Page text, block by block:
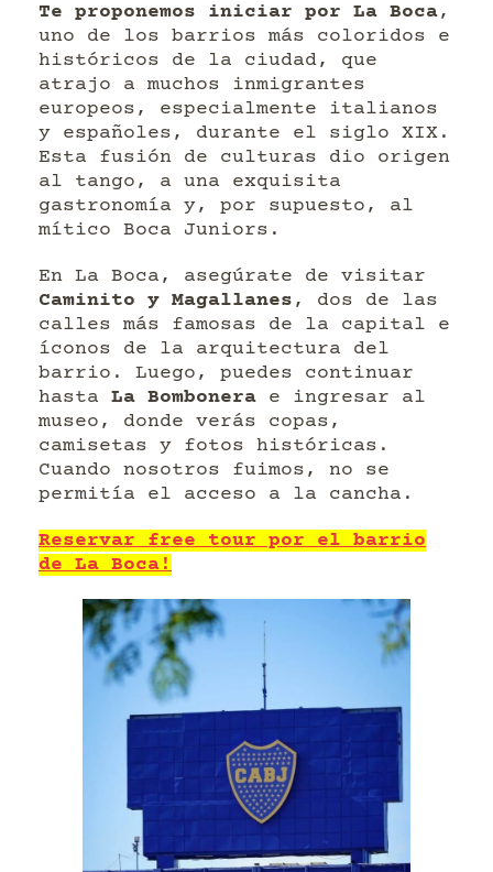
Te proponemos iniciar por La Boca,
uno de los barrios más coloridos e
históricos de la ciudad, que
atrajo a muchos inmigrantes
europeos, especialmente italianos
y españoles, durante el siglo XIX.
Esta fusión de culturas dio origen
al tango, a una exquisita
gastronomía y, por supuesto, al
mítico Boca Juniors.
En La Boca, asegúrate de visitar
Caminito y Magallanes , dos de las
calles más famosas de la capital e
íconos de la arquitectura del
barrio. Luego, puedes continuar
hasta La Bombonera e ingresar al
museo, donde verás copas,
camisetas y fotos históricas.
Cuando nosotros fuimos, no se
permitía el acceso a la cancha.
Reservar free tour por el barrio
de La Boca!